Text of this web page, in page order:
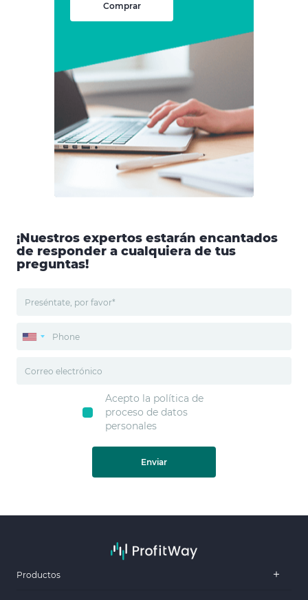
Comprar
¡Nuestros expertos estarán encantados
de responder a cualquiera de tus
preguntas!
Acepto la política de
proceso de datos
personales
Enviar
Productos